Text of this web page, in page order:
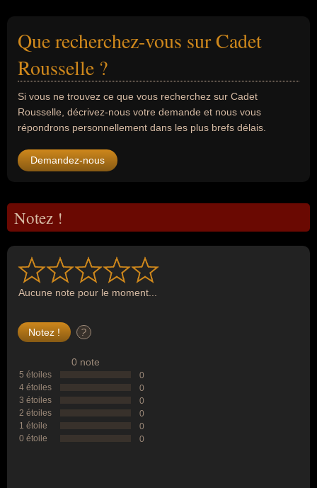
Que recherchez-vous sur Cadet
Rousselle ?
Si vous ne trouvez ce que vous recherchez sur Cadet
Rousselle, décrivez-nous votre demande et nous vous
répondrons personnellement dans les plus brefs délais.
Demandez-nous
Notez !
Aucune note pour le moment...
?
0 note
5 étoiles
0
4 étoiles
0
3 étoiles
0
2 étoiles
0
1 étoile
0
0 étoile
0